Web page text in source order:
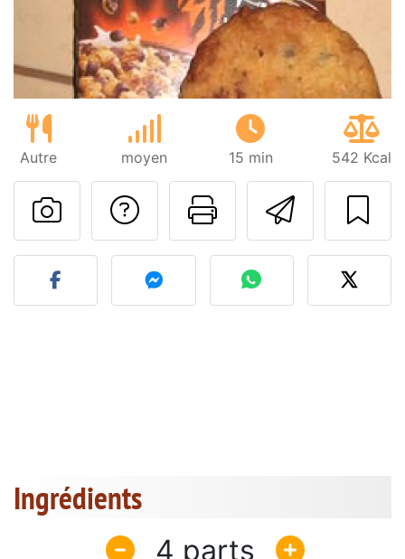
Autre moyen 15 min 542 Kcal
Imprimer
Poser une
Publier votre photo de
Ingrédients
4